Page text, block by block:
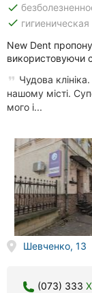
Сумы
Луцк
done
done
New Dent
використовуючи
Чудова
нашому місті.
мого і...
Шевченко, 13
(073) 333